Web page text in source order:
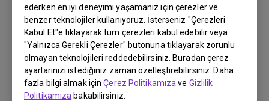
ederken en iyi deneyimi yaşamanız için çerezler ve
benzer teknolojiler kullanıyoruz. İsterseniz "Çerezleri
Kabul Et"e tıklayarak tüm çerezleri kabul edebilir veya
"Yalnızca Gerekli Çerezler" butonuna tıklayarak zorunlu
olmayan teknolojileri reddedebilirsiniz. Buradan çerez
ayarlarınızı istediğiniz zaman özelleştirebilirsiniz. Daha
fazla bilgi almak içinÇerez Politikamıza ve Gizlilik
Politikamıza bakabilirsiniz.
Ekran yüzeyi işlemi, parlama ve yansıma testleri
de dahil olmak üzere çok sayıda katı uluslararası
düzenlemeye dayanan TÜV Rheinland'ın
yansıma önleyici sertifikası, SW321C'nin üstün
ortam kontrast oranı (ACR) performansını en
belirgin şekilde onaylayarak parlak aydınlatma ve